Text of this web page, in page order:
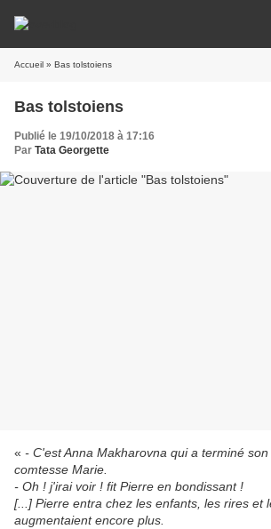
Accueil » Bas tolstoiens
Bas tolstoiens
Publié le 19/10/2018 à 17:16
Par Tata Georgette
« - C'est Anna Makharovna qui a terminé
comtesse Marie.
- Oh ! j'irai voir ! fit Pierre en bondissant !
[...] Pierre entra chez les enfants, les rires et
augmentaient encore plus.